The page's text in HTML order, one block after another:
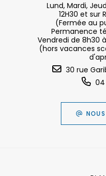
Lund, Mardi,
12H30 et sur
(Fermée au
Permanence
Vendredi de 8h30 à
(hors vacances
30 rue
04